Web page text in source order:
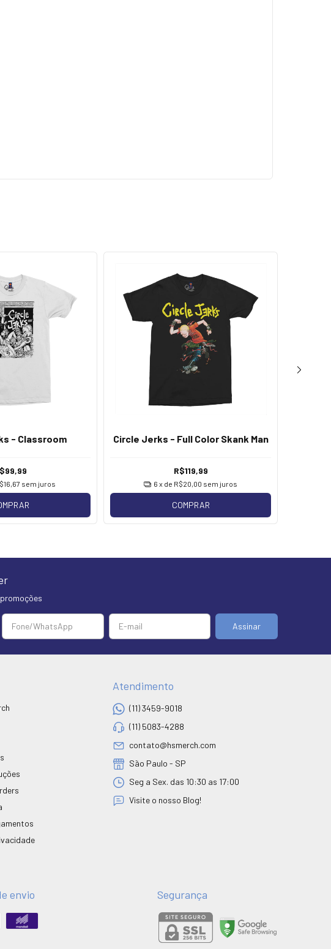
- Classroom
sem juros
Circle Jerks - Full Color Skank Man
R$119,99
6 x de R$20,00 sem juros
COMPRAR
Atendimento
(11) 3459-9018
(11) 5083-4288
contato@hsmerch.com
São Paulo - SP
Seg a Sex. das 10:30 as 17:00
Visite o nosso Blog!
envio Segurança